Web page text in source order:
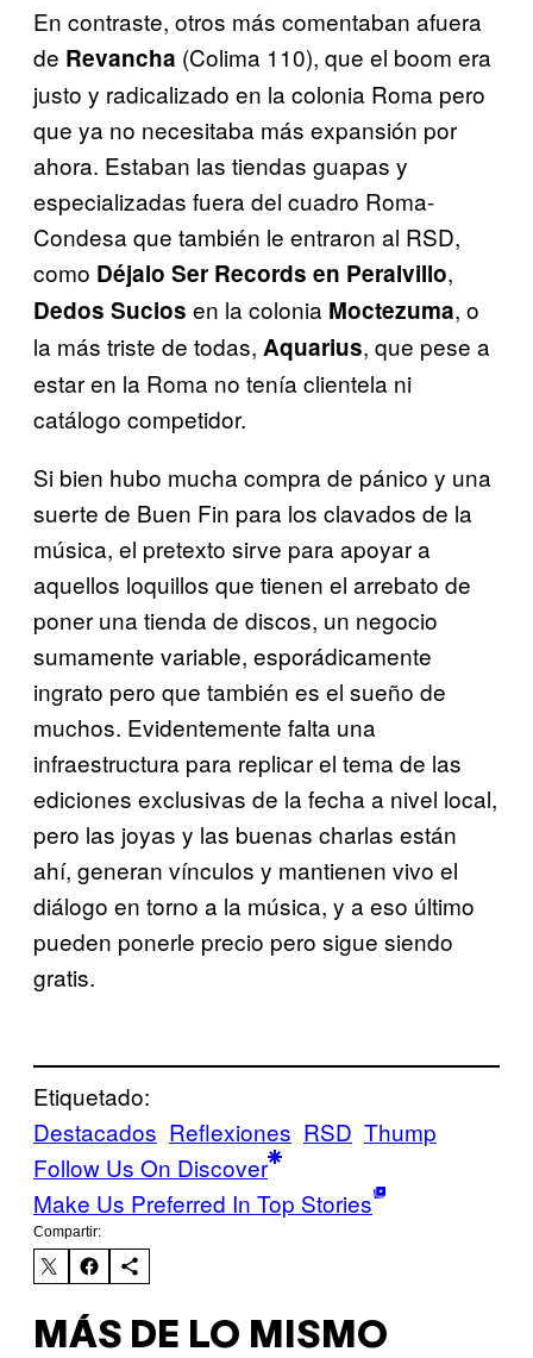
En contraste, otros más comentaban afuera
de Revancha (Colima 110), que el boom era
justo y radicalizado en la colonia Roma pero
que ya no necesitaba más expansión por
ahora. Estaban las tiendas guapas y
especializadas fuera del cuadro Roma-
Condesa que también le entraron al RSD,
como Déjalo Ser Records en Peralvillo,
Dedos Sucios en la colonia Moctezuma, o
la más triste de todas, Aquarius, que pese a
estar en la Roma no tenía clientela ni
catálogo competidor.
Si bien hubo mucha compra de pánico y una
suerte de Buen Fin para los clavados de la
música, el pretexto sirve para apoyar a
aquellos loquillos que tienen el arrebato de
poner una tienda de discos, un negocio
sumamente variable, esporádicamente
ingrato pero que también es el sueño de
muchos. Evidentemente falta una
infraestructura para replicar el tema de las
ediciones exclusivas de la fecha a nivel local,
pero las joyas y las buenas charlas están
ahí, generan vínculos y mantienen vivo el
diálogo en torno a la música, y a eso último
pueden ponerle precio pero sigue siendo
gratis.
Etiquetado:
Destacados Reflexiones RSD Thump
Follow Us On Discover
Make Us Preferred In Top Stories
Compartir:
MÁS DE LO MISMO